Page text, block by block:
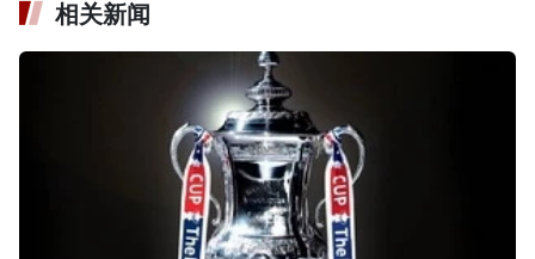
相关新闻